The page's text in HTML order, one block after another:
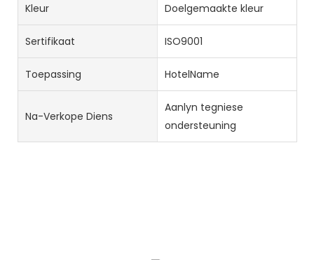
Kleur Doelgemaakte kleur
Sertifikaat ISO9001
Toepassing HotelName
Na-Verkope Diens
Aanlyn tegniese
ondersteuning